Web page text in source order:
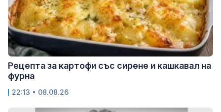
Рецепта за картофи със сирене и кашкавал на
фурна
22:13 • 08.08.26